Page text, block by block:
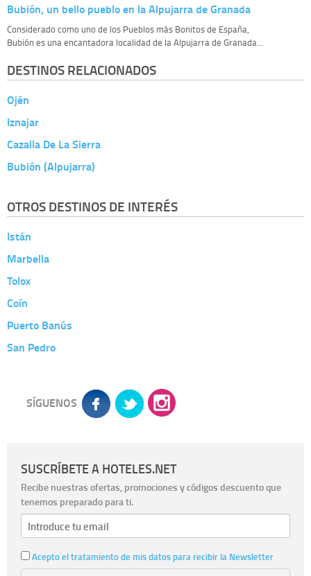
Bubión, un bello pueblo en la Alpujarra de Granada
Considerado como uno de los Pueblos más Bonitos de España,
Bubión es una encantadora localidad de la Alpujarra de Granada...
DESTINOS RELACIONADOS
Ojén
Iznajar
Cazalla De La Sierra
Bubión (Alpujarra)
OTROS DESTINOS DE INTERÉS
Istán
Marbella
Tolox
Coín
Puerto Banús
San Pedro
SÍGUENOS
SUSCRÍBETE A HOTELES.NET
Recibe nuestras ofertas, promociones y códigos descuento que
tenemos preparado para ti.
Acepto el tratamiento de mis datos para recibir la Newsletter